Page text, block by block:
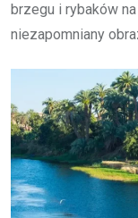
brzegu i rybaków
niezapomniany